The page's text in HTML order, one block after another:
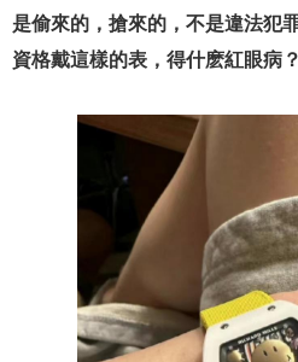
是偷來的，搶來的，不是違法犯
資格戴這樣的表，得什麽紅眼病？